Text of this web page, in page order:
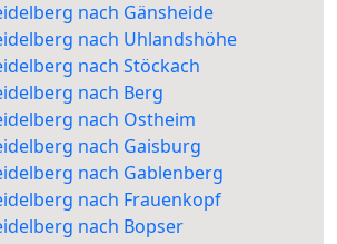
nach Gänsheide
nach Uhlandshöhe
nach Stöckach
nach Berg
nach Ostheim
nach Gaisburg
nach Gablenberg
nach Frauenkopf
nach Bopser